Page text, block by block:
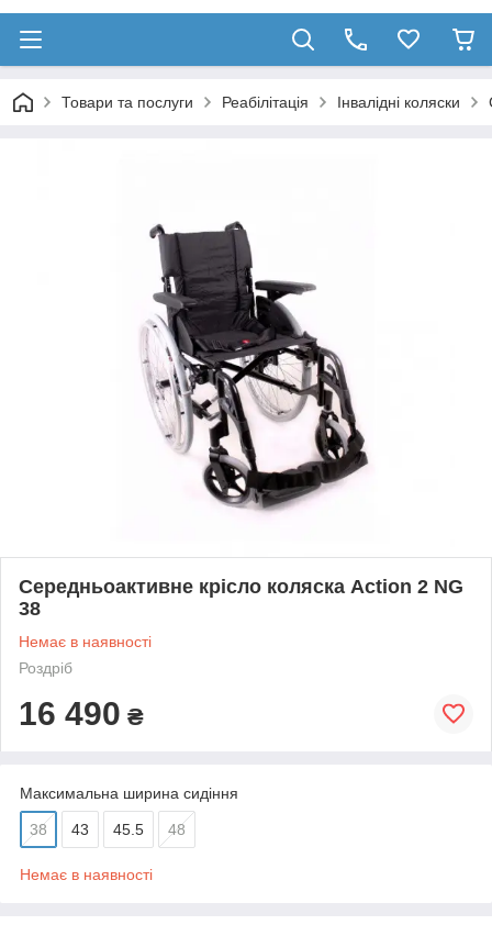
Товари та послуги Реабілітація Інвалідні коляски
Середньоактивне крісло коляска Action 2 NG
38
Немає в наявності
Роздріб
16 490 ₴
Максимальна ширина сидіння
38 43 45.5 48
Немає в наявності